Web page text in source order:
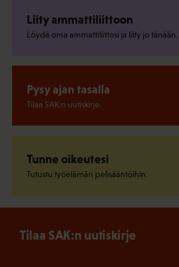
Liity ammattiliittoon
Löydä oma ammattiliittosi ja liity jo tänään.
Pysy ajan tasalla
Tilaa SAK:n uutiskirje.
Tunne oikeutesi
Tutustu työelämän pelisääntöihin.
Tilaa SAK:n uutiskirje